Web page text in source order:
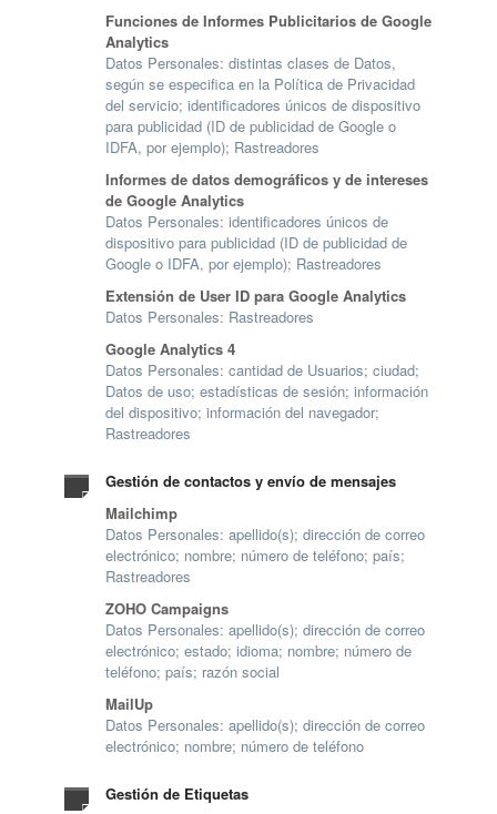
Funciones de Informes Publicitarios de Google
Analytics
Datos Personales: distintas clases de Datos,
según se especifica en la Política de Privacidad
del servicio; identificadores únicos de dispositivo
para publicidad (ID de publicidad de Google o
IDFA, por ejemplo); Rastreadores
Informes de datos demográficos y de intereses
de Google Analytics
Datos Personales: identificadores únicos de
dispositivo para publicidad (ID de publicidad de
Google o IDFA, por ejemplo); Rastreadores
Extensión de User ID para Google Analytics
Datos Personales: Rastreadores
Google Analytics 4
Datos Personales: cantidad de Usuarios; ciudad;
Datos de uso; estadísticas de sesión; información
del dispositivo; información del navegador;
Rastreadores
Gestión de contactos y envío de mensajes
Mailchimp
Datos Personales: apellido(s); dirección de correo
electrónico; nombre; número de teléfono; país;
Rastreadores
ZOHO Campaigns
Datos Personales: apellido(s); dirección de correo
electrónico; estado; idioma; nombre; número de
teléfono; país; razón social
MailUp
Datos Personales: apellido(s); dirección de correo
electrónico; nombre; número de teléfono
Gestión de Etiquetas